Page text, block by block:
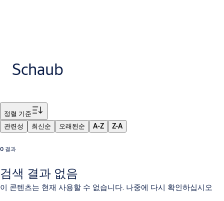
Schaub
터
정렬 기준
관련성
최신순 오래된순 A-Z Z-A
0 결과
검색 결과 없음
이 콘텐츠는 현재 사용할 수 없습니다. 나중에 다시 확인하십시오